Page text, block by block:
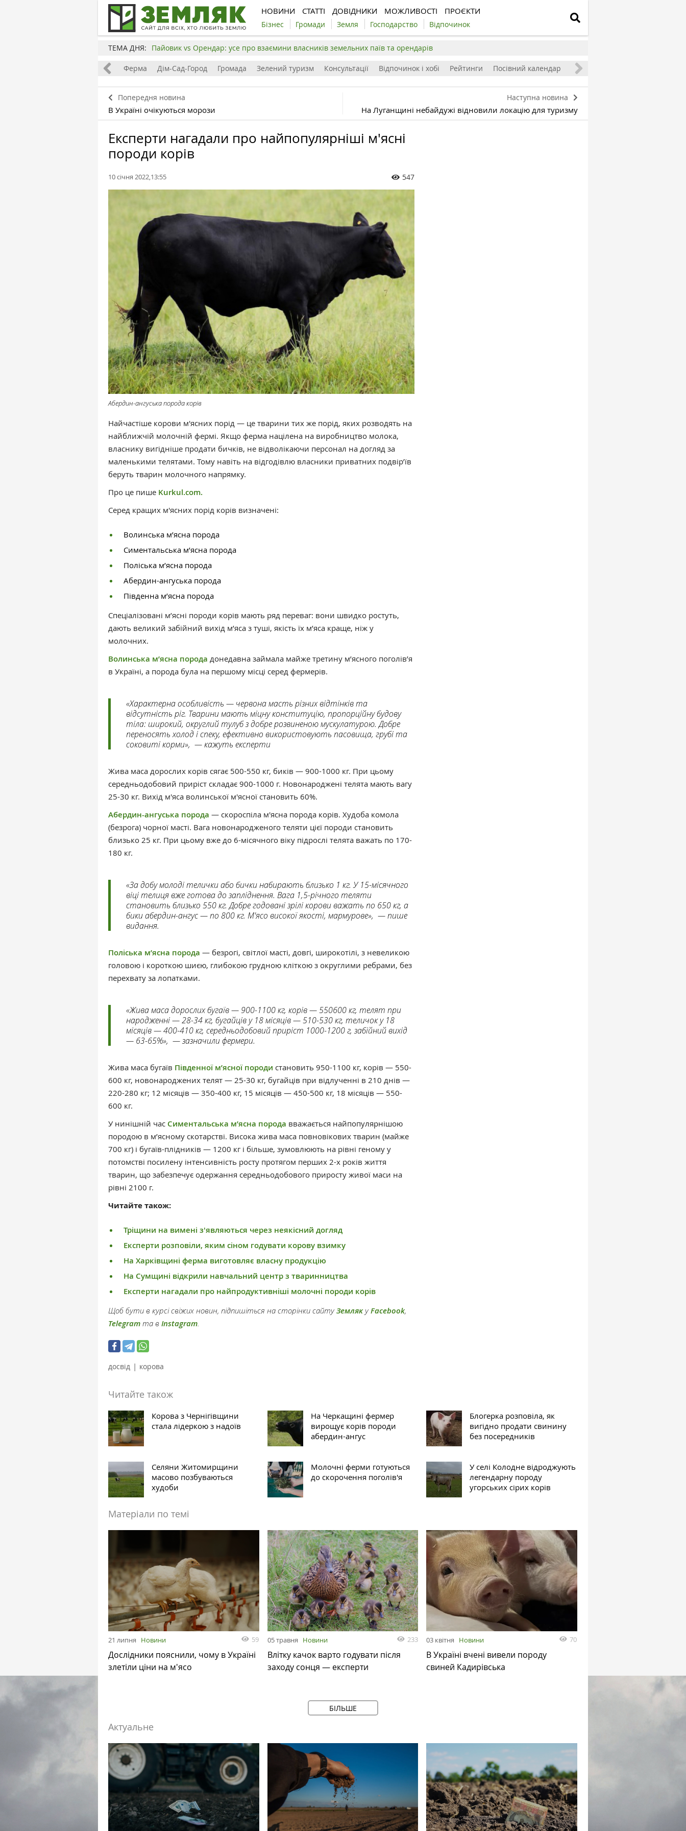
НОВИНИ СТАТТІ ДОВІДНИКИ МОЖЛИВОСТІ ПРОЄКТИ
Бізнес Громади Земля Господарство Відпочинок
ТЕМА ДНЯ: Пайовик vs Орендар: усе про взаємини власників земельних паїв та орендарів
Бізнес Ферма Дім-Сад-Город Громада Зелений туризм Консультації Відпочинок і хобі Рейтинги Посівний календар
Попередня новина
В Україні очікуються морози
Наступна новина
На Луганщині небайдужі відновили локацію для туризму
Експерти нагадали про найпопулярніші м'ясні
породи корів
10 січня 2022,13:55 547
Абердин-ангуська порода корів
Найчастіше корови м'ясних порід — це тварини тих же порід, яких розводять на
найближчій молочній фермі. Якщо ферма націлена на виробництво молока,
власнику вигідніше продати бичків, не відволікаючи персонал на догляд за
маленькими телятами. Тому навіть на відгодівлю власники приватних подвір’їв
беруть тварин молочного напрямку.
Про це пише Kurkul.com.
Серед кращих м'ясних порід корів визначені:
Волинська м’ясна порода
Симентальська м’ясна порода
Поліська м’ясна порода
Абердин-ангуська порода
Південна м’ясна порода
Спеціалізовані м’ясні породи корів мають ряд переваг: вони швидко ростуть,
дають великий забійний вихід м’яса з туші, якість їх м’яса краще, ніж у
молочних.
Волинська м’ясна порода донедавна займала майже третину м’ясного поголів’я
в Україні, а порода була на першому місці серед фермерів.
«Характерна особливість — червона масть різних відтінків та
відсутність ріг. Тварини мають міцну конституцію, пропорційну будову
тіла: широкий, округлий тулуб з добре розвиненою мускулатурою. Добре
переносять холод і спеку, ефективно використовують пасовища, грубі та
соковиті корми», — кажуть експерти
Жива маса дорослих корів сягає 500-550 кг, биків — 900-1000 кг. При цьому
середньодобовий приріст складає 900-1000 г. Новонароджені телята мають вагу
25-30 кг. Вихід м'яса волинської м'ясної становить 60%.
Абердин-ангуська порода — скороспіла м'ясна порода корів. Худоба комола
(безрога) чорної масті. Вага новонародженого теляти цієї породи становить
близько 25 кг. При цьому вже до 6-місячного віку підрослі телята важать по 170-
180 кг.
«За добу молоді телички або бички набирають близько 1 кг. У 15-місячного
віці телиця вже готова до запліднення. Вага 1,5-річного теляти
становить близько 550 кг. Добре годовані зрілі корови важать по 650 кг, а
бики абердин-ангус — по 800 кг. М'ясо високої якості, мармурове», — пише
видання.
Поліська м’ясна порода — безрогі, світлої масті, довгі, широкотілі, з невеликою
головою і короткою шиєю, глибокою грудною кліткою з округлими ребрами, без
перехвату за лопатками.
«Жива маса дорослих бугаїв — 900-1100 кг, корів — 550600 кг, телят при
народженні — 28-34 кг, бугайців у 18 місяців — 510-530 кг, теличок у 18
місяців — 400-410 кг, середньодобовий приріст 1000-1200 г, забійний вихід
— 63-65%», — зазначили фермери.
Жива маса бугаїв Південної м’ясної породи становить 950-1100 кг, корів — 550-
600 кг, новонароджених телят — 25-30 кг, бугайців при відлученні в 210 днів —
220-280 кг; 12 місяців — 350-400 кг, 15 місяців — 450-500 кг, 18 місяців — 550-
600 кг.
У нинішній час Симентальська м’ясна порода вважається найпопулярнішою
породою в м’ясному скотарстві. Висока жива маса повновікових тварин (майже
700 кг) і бугаїв-плідників — 1200 кг і більше, зумовлюють на рівні геному у
потомстві посилену інтенсивність росту протягом перших 2-х років життя
тварин, що забезпечує одержання середньодобового приросту живої маси на
рівні 2100 г.
Читайте також:
Тріщини на вимені з'являються через неякісний догляд
Експерти розповіли, яким сіном годувати корову взимку
На Харківщині ферма виготовляє власну продукцію
На Сумщині відкрили навчальний центр з тваринництва
Експерти нагадали про найпродуктивніші молочні породи корів
Щоб бути в курсі свіжих новин, підпишіться на сторінки сайтуЗемлякуFacebook,
Telegram та в Instagram.
досвід | корова
Читайте також
Корова з Чернігівщини
стала лідеркою з надоїв
На Черкащині фермер
вирощує корів породи
абердин-ангус
Блогерка розповіла, як
вигідно продати свинину
без посередників
Селяни Житомирщини
масово позбуваються
худоби
Молочні ферми готуються
до скорочення поголів'я
У селі Колодне відроджують
легендарну породу
угорських сірих корів
Матеріали по темі
21 липня Новини 59
Дослідники пояснили, чому в Україні
злетіли ціни на м'ясо
05 травня Новини 233
Влітку качок варто годувати після
заходу сонця — експерти
03 квітня Новини 70
В Україні вчені вивели породу
свиней Кадирівська
БІЛЬШЕ
Актуальне